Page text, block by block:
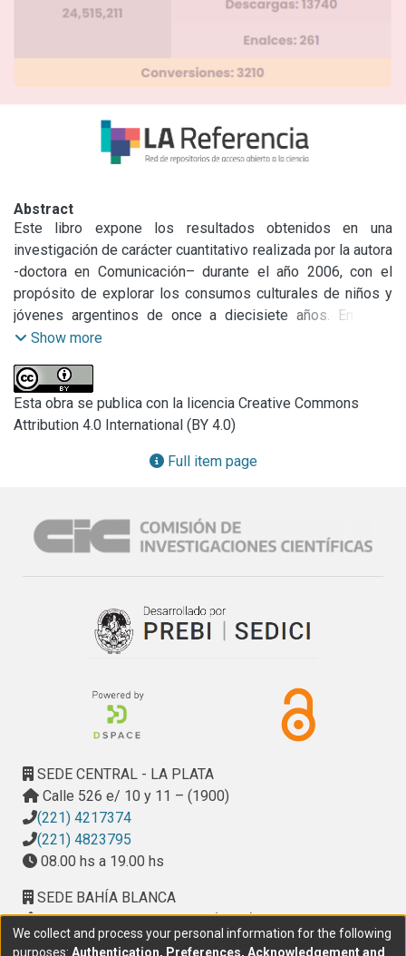
Abstract
Este libro expone los resultados obtenidos en una
investigación de carácter cuantitativo realizada por la autora
-doctora en Comunicación– durante el año 2006, con el
propósito de explorar los consumos culturales de niños y
jóvenes argentinos de once a diecisiete años. En once
capítulos, la autora analiza el acceso a los medios de
que les otorgan sus usuarios y las prácticas que
desarrollan. Explora el papel de los medios de
comunicación –tanto los nuevos como los tradicionales–
sobre la manera en que inciden los contextos sociales,
Show more
Esta obra se publica con la licencia Creative Commons
Attribution 4.0 International (BY 4.0)
Full item page
SEDE CENTRAL - LA PLATA
Calle 526 e/ 10 y 11 – (1900)
(221) 4217374
(221) 4823795
08.00 hs a 19.00 hs
SEDE BAHÍA BLANCA
Calle Ciudad de Cali 320 – (8000). Universidad
Provincial del Sudoeste (UPSO)
We collect and process your personal information for the following
purposes: Authentication, Preferences, Acknowledgement and